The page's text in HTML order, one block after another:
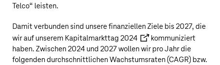
Telco“ leisten.
Damit verbunden sind unsere finanziellen Ziele bis 2027, die
wir auf unserem Kapitalmarkttag 2024
kommuniziert
haben. Zwischen 2024 und 2027 wollen wir pro Jahr die
folgenden durchschnittlichen Wachstumsraten (CAGR) bzw.